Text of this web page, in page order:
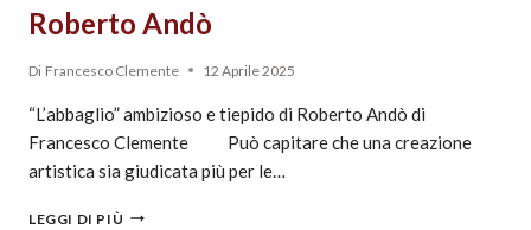
Roberto Andò
Di Francesco Clemente 12 Aprile 2025
“L’abbaglio” ambizioso e tiepido di Roberto Andò di
Francesco Clemente Può capitare che una creazione
artistica sia giudicata più per le…
LEGGI DI PIÙ